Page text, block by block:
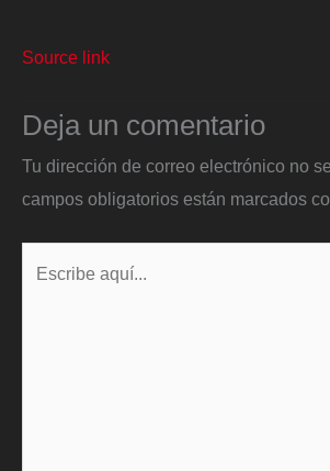
Source link
Deja un comentario
Tu dirección de correo electrónico no
campos obligatorios están marcados